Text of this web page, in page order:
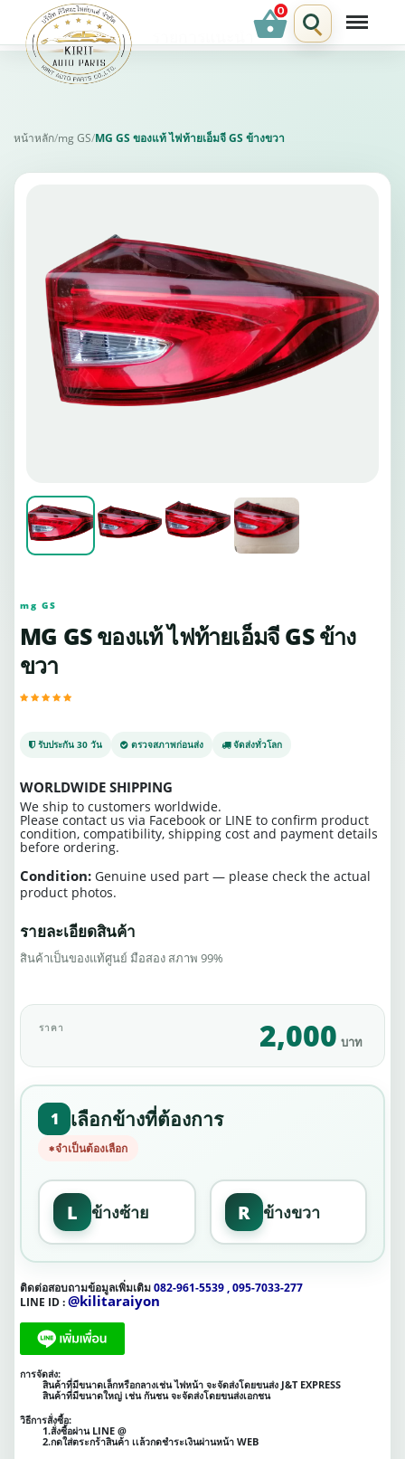
shopping_basket
หน้าหลัก/mg GS/MG GS ของแท้ ไฟท้ายเอ็มจี GS ข้างขวา
mg GS
MG GS ของแท้ ไฟท้ายเอ็มจี GS ข้าง
ขวา
รับประกัน 30 วัน ตรวจสภาพก่อนส่ง จัดส่งทั่วโลก
WORLDWIDE SHIPPING
We ship to customers worldwide.
Please contact us via Facebook or LINE to confirm product
condition, compatibility, shipping cost and payment details
before ordering.
Condition: Genuine used part — please check the actual
product photos.
รายละเอียดสินค้า
สินค้าเป็นของแท้ศูนย์ มือสอง สภาพ 99%
ราคา 2,000 บาท
1 เลือกข้างที่ต้องการ
จำเป็นต้องเลือก
L ข้างซ้าย R ข้างขวา
ติดต่อสอบถามข้อมูลเพิ่มเติม082-961-5539 , 095-7033-277
LINE ID :@kilitaraiyon
การจัดส่ง:
สินค้าที่มีขนาดเล็กหรือกลางเช่น ไฟหน้า จะจัดส่งโดยขนส่ง J&T EXPRESS
สินค้าที่มีขนาดใหญ่ เช่น กันชน จะจัดส่งโดยขนส่งเอกชน
วิธีการสั่งซื้อ:
1.สั่งซื้อผ่าน LINE @
2.กดใส่ตระกร้าสินค้า เเล้วกดชำระเงินผ่านหน้า WEB